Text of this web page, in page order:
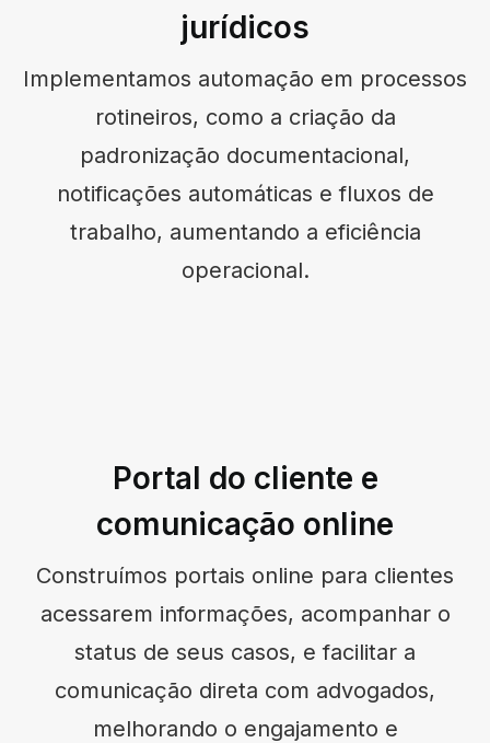
jurídicos
Implementamos automação em processos
rotineiros, como a criação da
padronização documentacional,
notificações automáticas e fluxos de
trabalho, aumentando a eficiência
operacional.
Portal do cliente e
comunicação online
Construímos portais online para clientes
acessarem informações, acompanhar o
status de seus casos, e facilitar a
comunicação direta com advogados,
melhorando o engajamento e